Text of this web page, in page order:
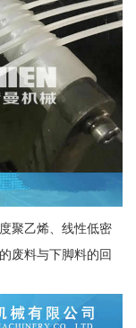
聚乙烯、线性低密
废料与下脚料的回